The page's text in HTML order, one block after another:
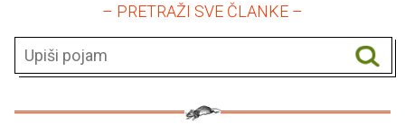
– PRETRAŽI SVE ČLANKE –